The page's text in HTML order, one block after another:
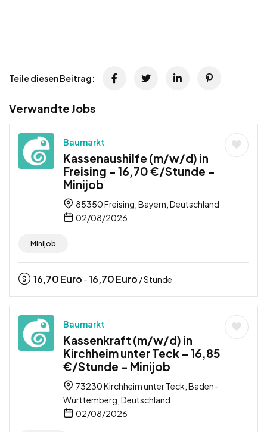
Teile diesen Beitrag:
Verwandte Jobs
Baumarkt
Kassenaushilfe (m/w/d) in
Freising – 16,70 €/Stunde –
Minijob
85350 Freising, Bayern, Deutschland
02/08/2026
Minijob
16,70Euro -16,70Euro / Stunde
Baumarkt
Kassenkraft (m/w/d) in
Kirchheim unter Teck – 16,85
€/Stunde – Minijob
73230 Kirchheim unter Teck, Baden-
Württemberg, Deutschland
02/08/2026